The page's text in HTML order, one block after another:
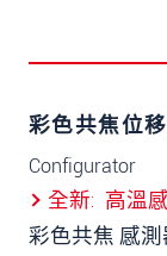
彩色共焦位
Configurator
全新
高溫
彩色共焦 感